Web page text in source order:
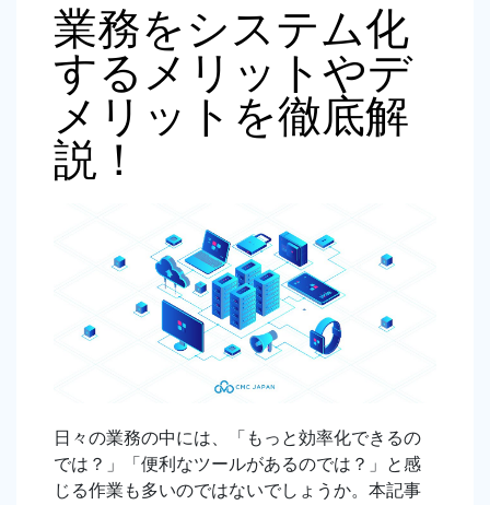
業務をシステム化
するメリットやデ
メリットを徹底解
説！
日々の業務の中には、「もっと効率化できるの
では？」「便利なツールがあるのでは？」と感
じる作業も多いのではないでしょうか。本記事